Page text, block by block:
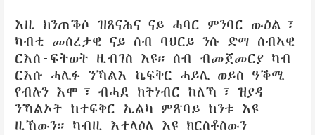
እዚ ክንጠቕሶ ዝጸናሕና ናይ ሓባር ምንባር ውዕል፣
ካብቲ መሰረታዊ ናይ ሰብ ባህርይ ንሱ ድማ ሰብኣዊ
ርእሰ-ፍትወት ዚብገስ እዩ። ሰብ ብመጀመርያ ካብ
ርእሱ ሓሊፉ ንኻልእ ኬፍቅር ሓይሊ ወይስ ዓቕሚ
የብሉን እሞ፣ ብሓደ ክትነብር ከለኻ፣ ዝያዳ
ንኻልኦት ከተፍቅር ኢልካ ምጽባይ ከንቱ እዩ
ዚኸውን። ካብዚ እተላዕለ እዩ ክርስቶስውን